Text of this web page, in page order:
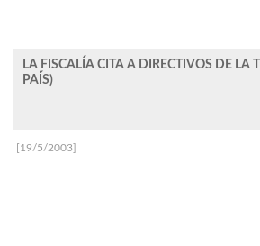
LA FISCALÍA CITA A DIRECTIVOS DE LA
PAÍS)
[19/5/2003]